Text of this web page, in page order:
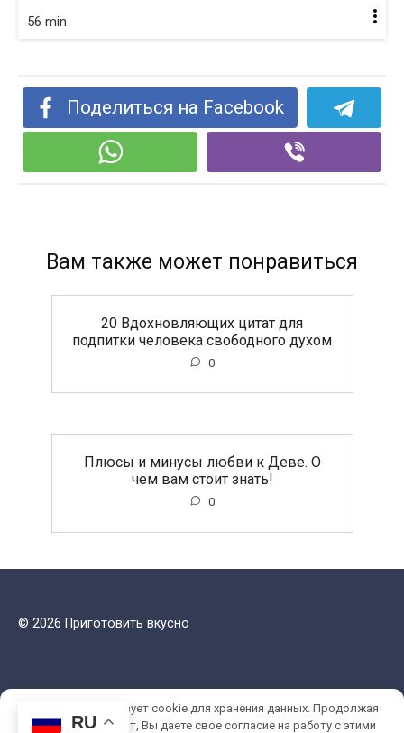
56 min
Поделиться на Facebook
Вам также может понравиться
20 Вдохновляющих цитат для
подпитки человека свободного духом
0
Плюсы и минусы любви к Деве. О
чем вам стоит знать!
0
© 2026 Приготовить вкусно
RU
Этот сайт использует cookie для хранения данных. Продолжая
использовать сайт, Вы даете свое согласие на работу с этими